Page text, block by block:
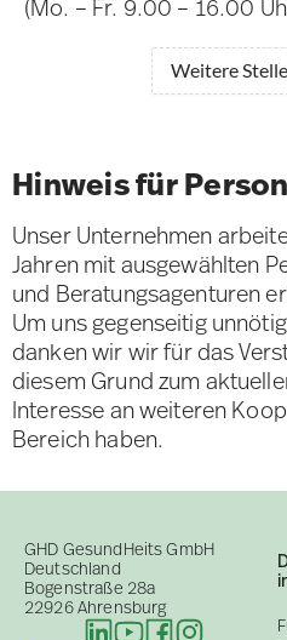
(Mo. – Fr. 9.00 – 16.00
Weitere
Hinweis für
Unser Unternehmen
Jahren mit ausgewählten
und Beratungsagenturen
Um uns gegenseitig
danken wir wir für das
diesem Grund zum
Interesse an weiteren
Bereich haben.
GHD GesundHeits GmbH
Deutschland
Bogenstraße 28a
22926 Ahrensburg